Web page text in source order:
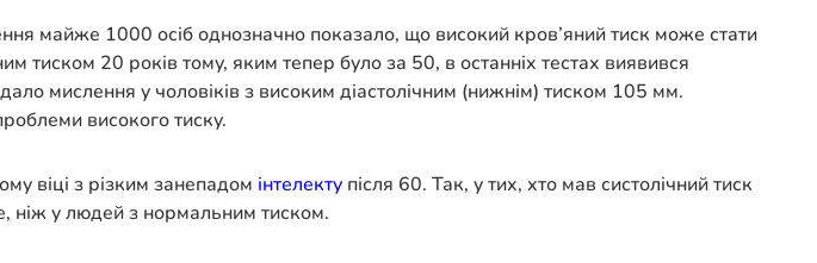
майже 1000 осіб однозначно показало, що високий кров’яний тиск може стати
тиском 20 років тому, яким тепер було за 50, в останніх тестах виявився
мислення у чоловіків з високим діастолічним (нижнім) тиском 105 мм.
високого тиску.
віці з різким занепадом інтелекту після 60. Так, у тих, хто мав систолічний тиск
ніж у людей з нормальним тиском.